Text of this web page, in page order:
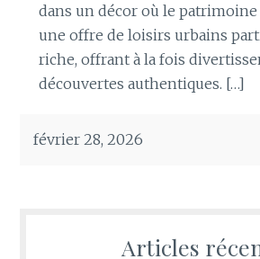
dans un décor où le
une offre de loisirs urbains
riche, offrant à la fois
découvertes authentiques. […]
février 28, 2026
Articles